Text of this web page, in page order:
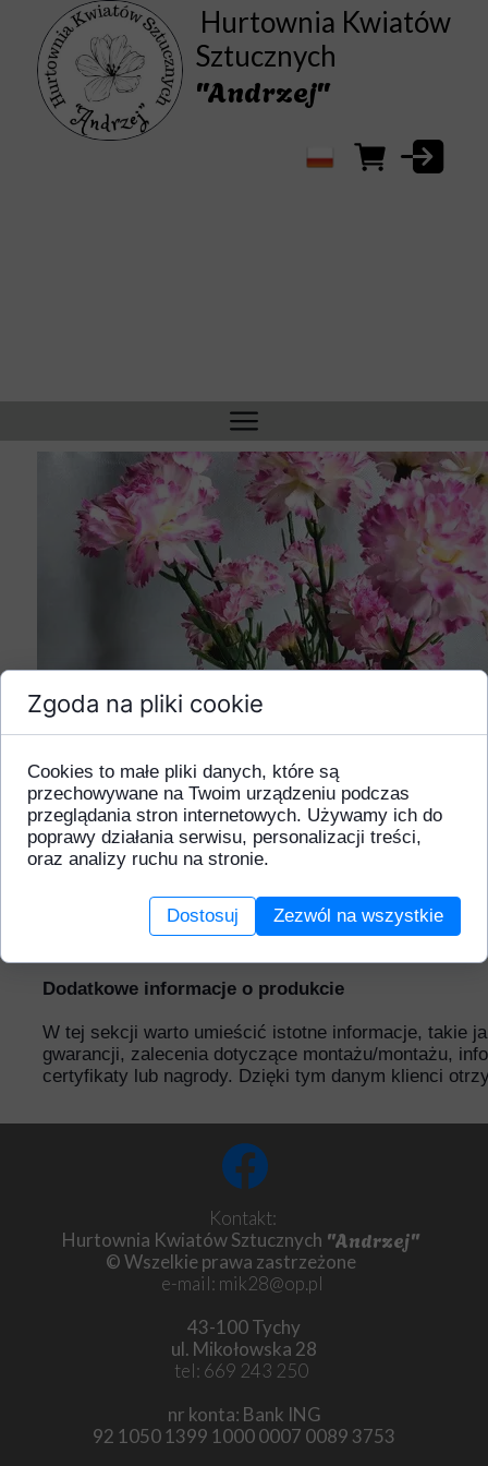
Hurtownia Kwiatów
Sztucznych
"Andrzej"
Dodatkowe informacje o produkcie
W tej sekcji warto umieścić istotne informacje, takie
gwarancji, zalecenia dotyczące montażu/montażu,
certyfikaty lub nagrody. Dzięki tym danym klienci
Kontakt:
Hurtownia Kwiatów Sztucznych "Andrzej"
© Wszelkie prawa zastrzeżone
e-mail: mik28@op.pl
43-100 Tychy
ul. Mikołowska 28
tel: 669 243 250
nr konta: Bank ING
92 1050 1399 1000 0007 0089 3753
Zgoda na pliki cookie
Cookies to małe pliki danych, które są
przechowywane na Twoim urządzeniu podczas
przeglądania stron internetowych. Używamy ich do
poprawy działania serwisu, personalizacji treści,
oraz analizy ruchu na stronie.
Dostosuj Zezwól na wszystkie